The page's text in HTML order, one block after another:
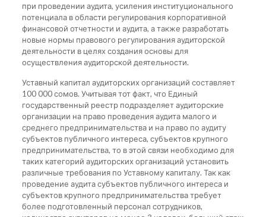
при проведении аудита, усиления институционального
потенциала в области регулирования корпоративной
финансовой отчетности и аудита, а также разработать
новые нормы правового регулирования аудиторской
деятельности в целях создания основы для
осуществления аудиторской деятельности.
Уставный капитал аудиторских организаций составляет
100 000 сомов. Учитывая тот факт, что Единый
государственный реестр подразделяет аудиторские
организации на право проведения аудита малого и
среднего предпринимательства и на право по аудиту
субъектов публичного интереса, субъектов крупного
предпринимательства, то в этой связи необходимо для
таких категорий аудиторских организаций установить
различные требования по Уставному капиталу. Так как
проведение аудита субъектов публичного интереса и
субъектов крупного предпринимательства требует
более подготовленный персонал сотрудников,